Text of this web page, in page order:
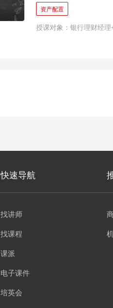
随着“资管新规”自身的
管理业务的监管体系逐
就成了一个无法回避的
资产配置
授课对象：银行理财经
快速导航
找讲师
找课程
课派
电子课件
培英会